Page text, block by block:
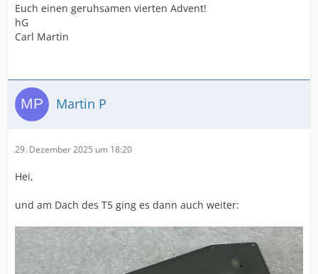
Euch einen geruhsamen vierten Advent!
hG
Carl Martin
Martin P
29. Dezember 2025 um 18:20
Hei,
und am Dach des T5 ging es dann auch weiter: